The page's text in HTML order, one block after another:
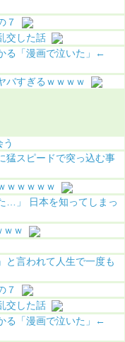
７
交した話
る「漫画で泣いた」←
バすぎるｗｗｗｗ
猛スピードで突っ込む事
ｗｗｗｗｗ
…」 日本を知ってしまっ
ｗｗ
と言われて人生で一度も
７
交した話
る「漫画で泣いた」←